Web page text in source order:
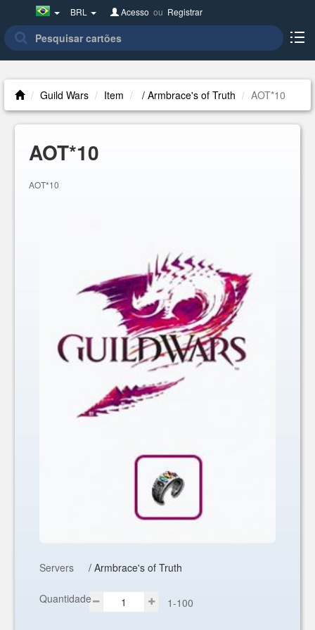
Brazil(Português)
BRL Acesso ou Registrar
Guild Wars Item / Armbrace's of Truth AOT*10
AOT*10
AOT*10
Servers / Armbrace's of Truth
Quantidade 1-100